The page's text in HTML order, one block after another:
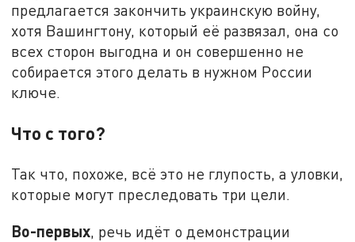
предлагается закончить украинскую войну,
хотя Вашингтону, который её развязал, она со
всех сторон выгодна и он совершенно не
собирается этого делать в нужном России
ключе.
Что с того?
Так что, похоже, всё это не глупость, а уловки,
которые могут преследовать три цели.
Во-первых, речь идёт о демонстрации